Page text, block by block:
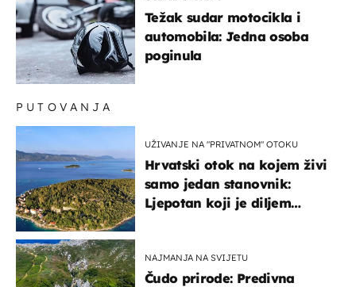
Težak sudar motocikla i
automobila: Jedna osoba
poginula
PUTOVANJA
UŽIVANJE NA "PRIVATNOM" OTOKU
Hrvatski otok na kojem živi
samo jedan stanovnik:
Ljepotan koji je diljem
NAJMANJA NA SVIJETU
Čudo prirode: Predivna